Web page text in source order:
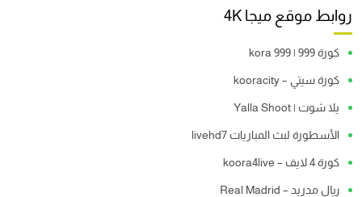
روابط موقع ميجا 4K
كورة 999 | kora 999
كورة سيتي – kooracity
يلا شوت | Yalla Shoot
الأسطورة لبث المباريات livehd7
كورة 4 لايف – koora4live
ريال مدريد – Real Madrid